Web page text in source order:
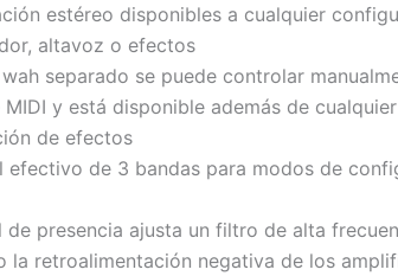
estéreo disponibles a cualquier
altavoz o efectos
separado se puede controlar
y está disponible además de
de efectos
efectivo de 3 bandas para modos de
de presencia ajusta un filtro de alta
la retroalimentación negativa de los